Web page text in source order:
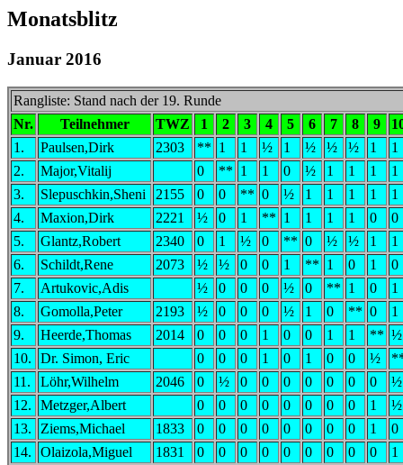
Monatsblitz
Januar 2016
Rangliste: Stand nach der 19. Runde
Nr.
Teilnehmer TWZ 1 2 3 4 5 6 7 8 9
1.
Paulsen,Dirk 2303 ** 1 1 ½ 1 ½ ½ ½ 1
1
2.
Major,Vitalij 0 ** 1 1 0 ½ 1 1 1
1
3.
Slepuschkin,Sheni 2155 0 0 ** 0 ½ 1 1 1 1
1
4.
Maxion,Dirk 2221 ½ 0 1 ** 1 1 1 1 0
0
5.
Glantz,Robert 2340 0 1 ½ 0 ** 0 ½ ½ 1
1
6.
Schildt,Rene 2073 ½ ½ 0 0 1 ** 1 0 1
0
7.
Artukovic,Adis ½ 0 0 0 ½ 0 ** 1 0
1
8.
Gomolla,Peter 2193 ½ 0 0 0 ½ 1 0 ** 0
1
9.
Heerde,Thomas 2014 0 0 0 1 0 0 1 1 ** ½
10.
Dr. Simon, Eric 0 0 0 1 0 1 0 0 ½
11.
Löhr,Wilhelm 2046 0 ½ 0 0 0 0 0 0 0
½
12.
Metzger,Albert 0 0 0 0 0 0 0 0 1
½
13.
Ziems,Michael 1833 0 0 0 0 0 0 0 0 1
0
14.
Olaizola,Miguel 1831 0 0 0 0 0 0 0 0 0
1